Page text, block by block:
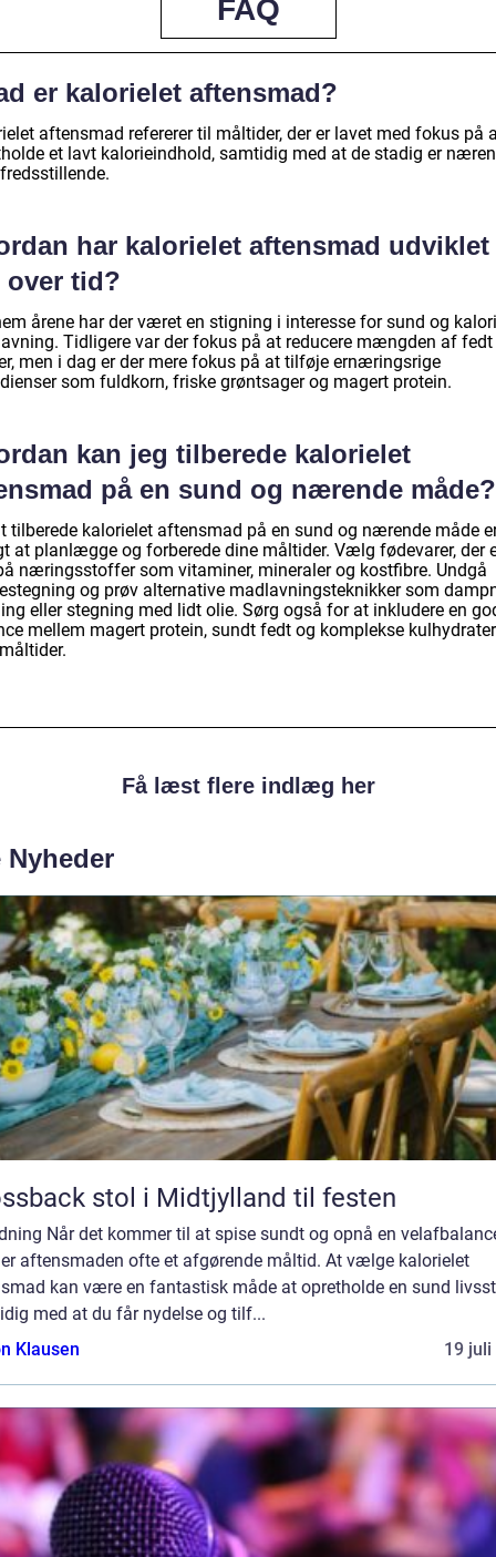
FAQ
er kalorielet aftensmad?
aftensmad refererer til måltider, der er lavet med fokus på
et lavt kalorieindhold, samtidig med at de stadig er
har kalorielet aftensmad udviklet
over tid?
årene har der været en stigning i interesse for sund og
Tidligere var der fokus på at reducere mængden af fedt
men i dag er der mere fokus på at tilføje ernæringsrige
som fuldkorn, friske grøntsager og magert protein.
kan jeg tilberede kalorielet
på en sund og nærende måde?
tilberede kalorielet aftensmad på en sund og nærende måde
at planlægge og forberede dine måltider. Vælg fødevarer, der
næringsstoffer som vitaminer, mineraler og kostfibre. Undgå
og prøv alternative madlavningsteknikker som
eller stegning med lidt olie. Sørg også for at inkludere en
mellem magert protein, sundt fedt og komplekse
Få læst flere indlæg her
Nyheder
stol i Midtjylland til festen
Når det kommer til at spise sundt og opnå en
aftensmaden ofte et afgørende måltid. At vælge kalorielet
kan være en fantastisk måde at opretholde en sund
med at du får nydelse og tilf...
Klausen
19 juli